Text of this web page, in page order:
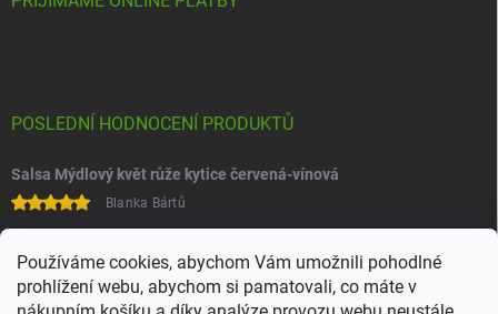
Používáme cookies, abychom Vám umožnili pohodlné
prohlížení webu, abychom si pamatovali, co máte v
POSLEDNÍ HODNOCENÍ PRODUKTŮ
Salsa Mýdlový květ růže kytice červená-vínová
Blanka Bártů